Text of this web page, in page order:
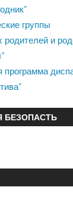
группы
и
программа
БЕЗОПАСТЬ